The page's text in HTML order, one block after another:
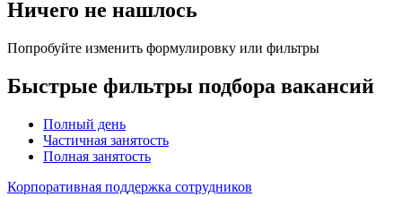
Ничего не нашлось
Попробуйте изменить формулировку или фильтры
Быстрые фильтры подбора вакансий
Полный день
Частичная занятость
Полная занятость
Корпоративная поддержка сотрудников